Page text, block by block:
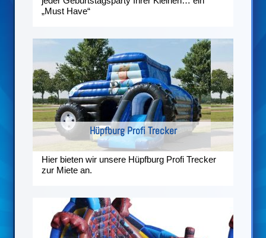
„Must Have“
Hüpfburg Profi Trecker
Hier bieten wir unsere Hüpfburg Profi Trecker
zur Miete an.